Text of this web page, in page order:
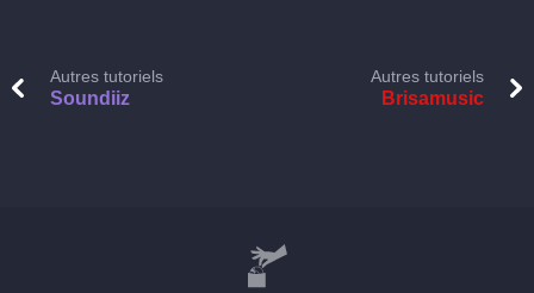
Autres tutoriels
Soundiiz
Autres tutoriels
Brisamusic